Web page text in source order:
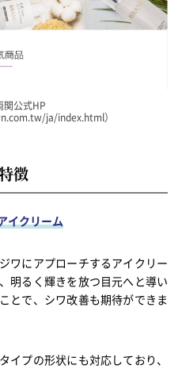
関公式HP
ja/index.html）
徴
イクリーム
ワにアプローチするアイクリー
明るく輝きを放つ目元へと導い
とで、シワ改善も期待ができま
イプの形状にも対応しており、